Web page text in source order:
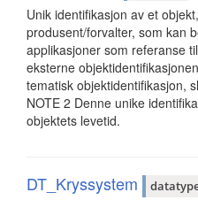
Unik identifikasjon av et
produsent/forvalter, som kan
applikasjoner som referanse
eksterne
tematisk objektidentifikasjon,
NOTE 2 Denne unike
objektets levetid.
DT_Kryssystem